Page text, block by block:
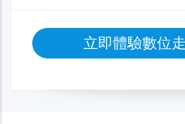
立即體驗數位